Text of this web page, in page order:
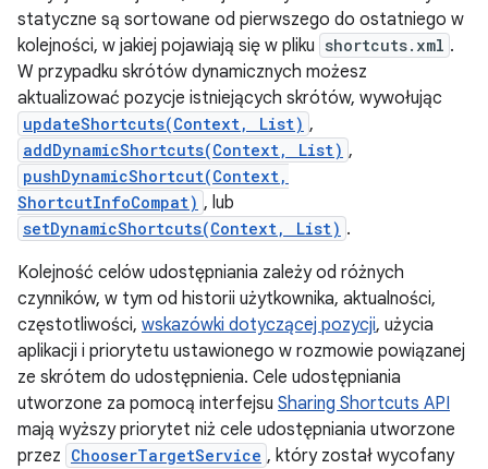
statyczne są sortowane od pierwszego do ostatniego w
kolejności, w jakiej pojawiają się w pliku shortcuts.xml .
W przypadku skrótów dynamicznych możesz
aktualizować pozycje istniejących skrótów, wywołując
updateShortcuts(Context, List) ,
addDynamicShortcuts(Context, List) ,
pushDynamicShortcut(Context,
ShortcutInfoCompat) , lub
setDynamicShortcuts(Context, List) .
Kolejność celów udostępniania zależy od różnych
czynników, w tym od historii użytkownika, aktualności,
częstotliwości, wskazówki dotyczącej pozycji, użycia
aplikacji i priorytetu ustawionego w rozmowie powiązanej
ze skrótem do udostępnienia. Cele udostępniania
utworzone za pomocą interfejsu Sharing Shortcuts API
mają wyższy priorytet niż cele udostępniania utworzone
przez ChooserTargetService , który został wycofany